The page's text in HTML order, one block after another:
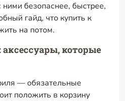
безопаснее, быстрее,
гайд, что купить к
на потом.
которые
— обязательные
положить в корзину